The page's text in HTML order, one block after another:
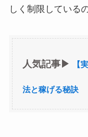
しく制限している
人気記事▶︎ 【
法と稼げる秘訣